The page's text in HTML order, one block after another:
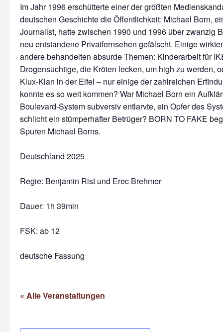
Im Jahr 1996 erschütterte einer der größten
deutschen Geschichte die Öffentlichkeit: Michael Born,
Journalist, hatte zwischen 1990 und 1996 über zwanzig
neu entstandene Privatfernsehen gefälscht. Einige
andere behandelten absurde Themen: Kinderarbeit für
Drogensüchtige, die Kröten lecken, um high zu werden,
Klux-Klan in der Eifel – nur einige der zahlreichen
konnte es so weit kommen? War Michael Born ein
Boulevard-System subversiv entlarvte, ein Opfer des
schlicht ein stümperhafter Betrüger? BORN TO FAKE
Spuren Michael Borns.
Deutschland 2025
Regie: Benjamin Rist und Erec Brehmer
Dauer: 1h 39min
FSK: ab 12
deutsche Fassung
« Alle Veranstaltungen